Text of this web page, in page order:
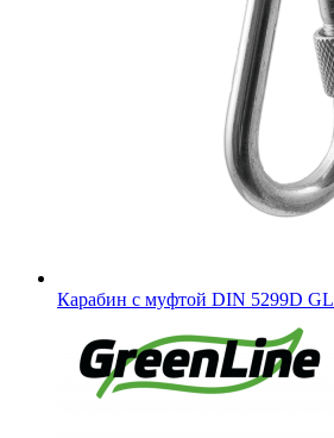
Карабин с муфтой DIN 5299D GL